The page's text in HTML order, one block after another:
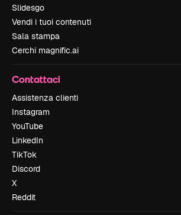
Slidesgo
Vendi i tuoi contenuti
Sala stampa
Cerchi magnific.ai
Contattaci
Assistenza clienti
Instagram
YouTube
LinkedIn
TikTok
Discord
X
Reddit